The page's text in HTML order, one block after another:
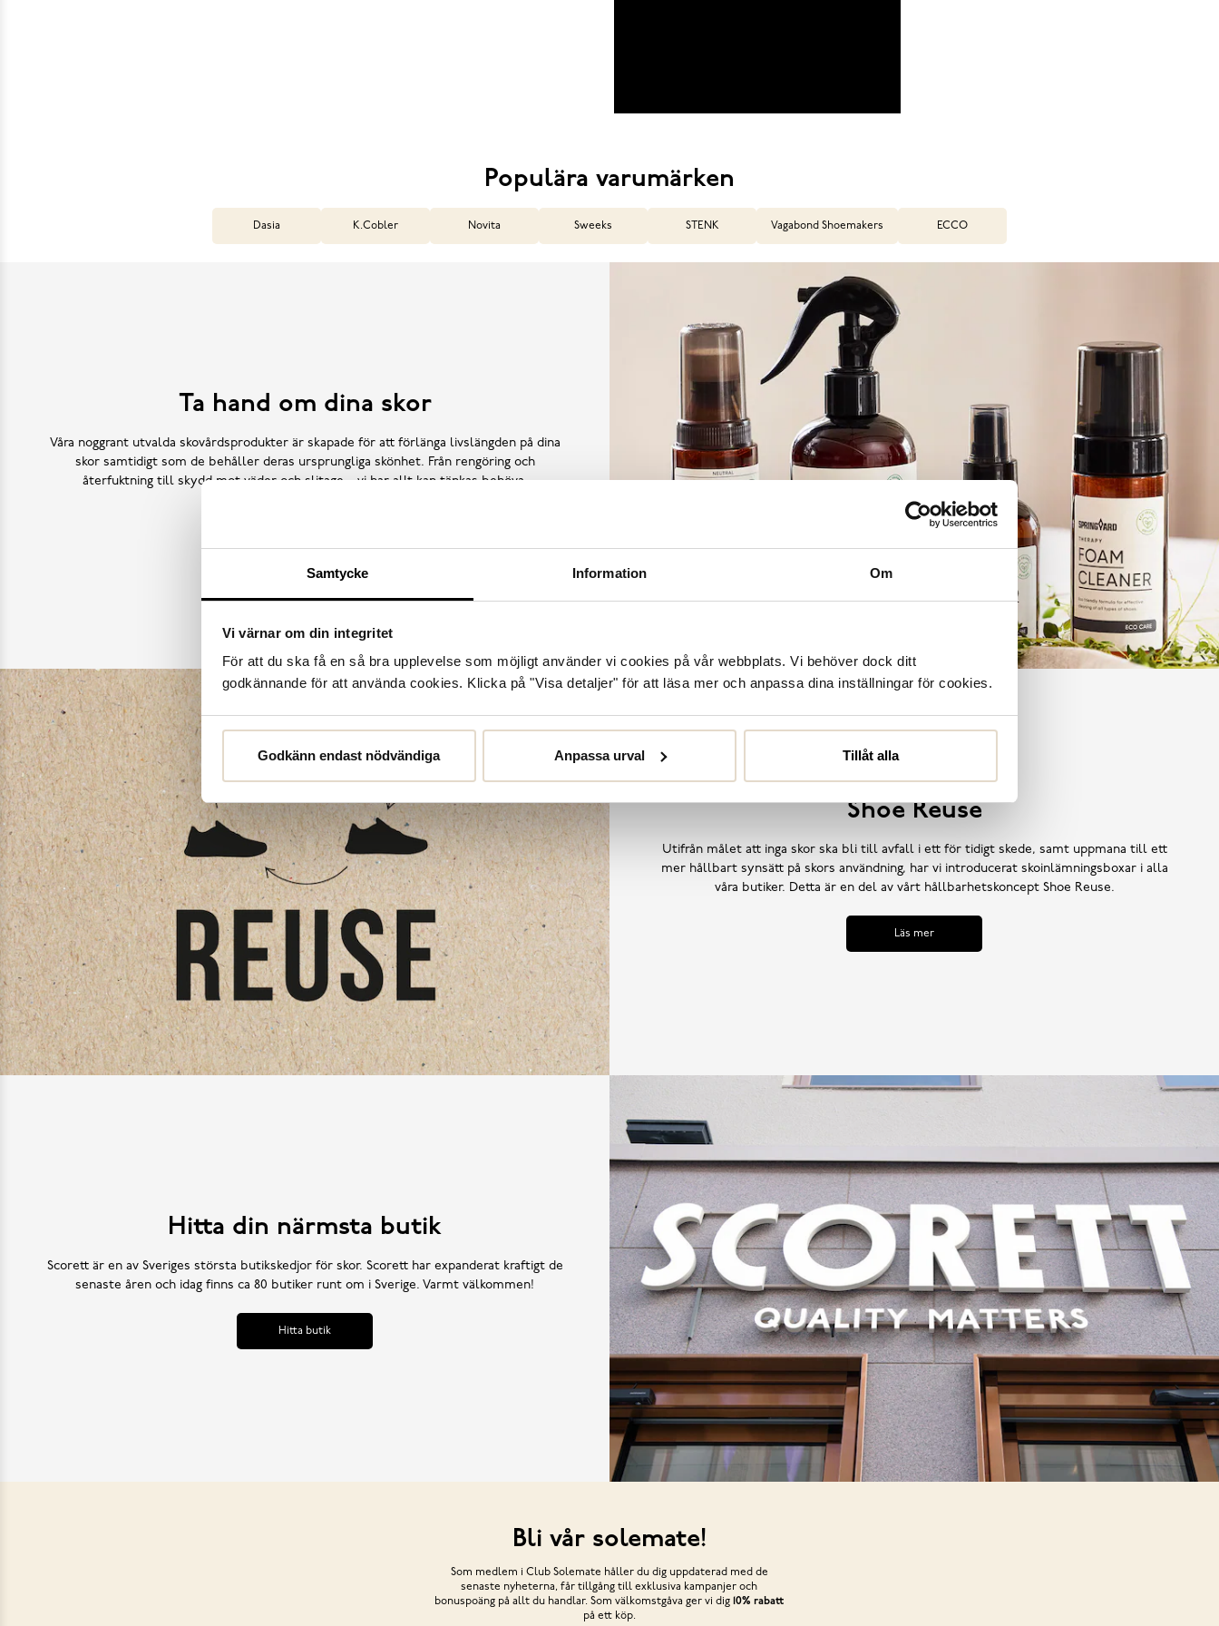
Samtycke Information Om
Vi värnar om din integritet
För att du ska få en så bra upplevelse som möjligt använder vi cookies på vår webbplats. Vi behöver dock ditt
godkännande för att använda cookies. Klicka på "Visa detaljer" för att läsa mer och anpassa dina inställningar för cookies.
Godkänn endast nödvändiga Anpassa urval Tillåt alla
Populära varumärken
Dasia K.Cobler Novita Sweeks STENK Vagabond Shoemakers ECCO
Ta hand om dina skor
Våra noggrant utvalda skovårdsprodukter är skapade för att förlänga livslängden på dina
skor samtidigt som de behåller deras ursprungliga skönhet. Från rengöring och
återfuktning till skydd mot väder och slitage – vi har allt kan tänkas behöva.
Shoe Reuse
Utifrån målet att inga skor ska bli till avfall i ett för tidigt skede, samt uppmana till ett
mer hållbart synsätt på skors användning, har vi introducerat skoinlämningsboxar i alla
våra butiker. Detta är en del av vårt hållbarhetskoncept Shoe Reuse.
Läs mer
Hitta din närmsta butik
Scorett är en av Sveriges största butikskedjor för skor. Scorett har expanderat kraftigt de
senaste åren och idag finns ca 80 butiker runt om i Sverige. Varmt välkommen!
Hitta butik
Bli vår solemate!
Som medlem i Club Solemate håller du dig uppdaterad med de
senaste nyheterna, får tillgång till exklusiva kampanjer och
bonuspoäng på allt du handlar. Som välkomstgåva ger vi dig 10% rabatt
på ett köp.